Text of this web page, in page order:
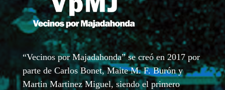
“Vecinos por Majadahonda” se creó en 2017 por
parte de Carlos Bonet, Maite M. F. Burón y
Martin Martinez Miguel, siendo el primero